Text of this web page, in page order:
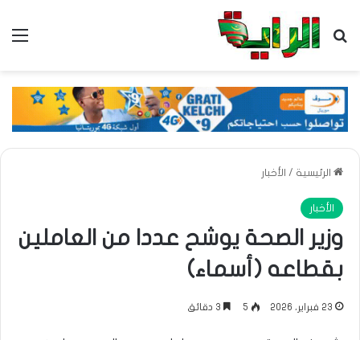
بحث عن
الرئيسية / الأخبار
الأخبار
وزير الصحة يوشح عددا من العاملين
بقطاعه (أسماء)
23 فبراير، 2026 5